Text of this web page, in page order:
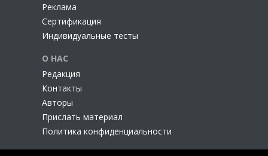
Реклама
Сертификация
Индивидуальные тесты
О НАС
Редакция
Контакты
Авторы
Прислать материал
Политика конфиденциальности